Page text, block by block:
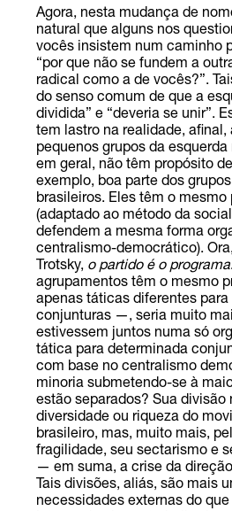
Agora, nesta mudança de
natural que alguns nos
vocês insistem num caminho
“por que não se fundem a
radical como a de vocês?”.
do senso comum de que a
dividida” e “deveria se unir”.
tem lastro na realidade, afinal,
pequenos grupos da
em geral, não têm propósito
exemplo, boa parte dos
brasileiros. Eles têm o mesmo
(adaptado ao método da
defendem a mesma forma
centralismo-democrático).
Trotsky, o partido é o programa
agrupamentos têm o mesmo
apenas táticas diferentes
conjunturas —, seria muito
estivessem juntos numa só
tática para determinada
com base no centralismo
minoria submetendo-se à
estão separados? Sua divisão
diversidade ou riqueza do
brasileiro, mas, muito mais,
fragilidade, seu sectarismo e
— em suma, a crise da
Tais divisões, aliás, são mais
necessidades externas do